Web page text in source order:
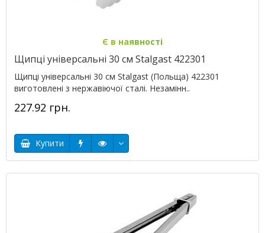
Є в наявності
Щипці універсальні 30 см Stalgast 422301
Щипці універсальні 30 см Stalgast (Польща) 422301
виготовлені з нержавіючої сталі. Незамінн..
227.92 грн.
Купити